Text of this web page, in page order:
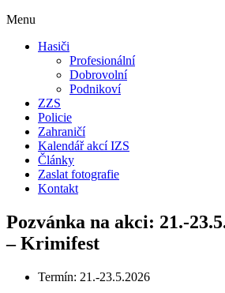
Menu
Hasiči
Profesionální
Dobrovolní
Podnikoví
ZZS
Policie
Zahraničí
Kalendář akcí IZS
Články
Zaslat fotografie
Kontakt
Pozvánka na akci: 21.-
– Krimifest
Termín: 21.-23.5.2026